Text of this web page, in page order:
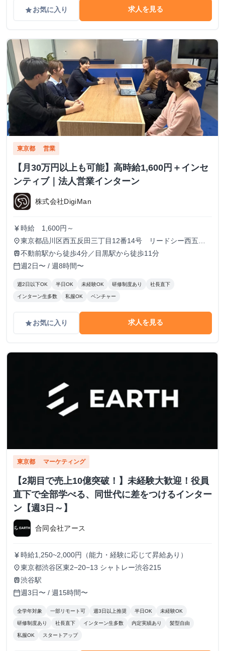
gradeお気に入り 求人を見る
東京都 営業
【月30万円以上も可能】高時給1,600円＋インセ
ンティブ｜法人営業インターン
株式会社DigiMan
currency_yen 時給 1,600円～
place東京都品川区西五反田三丁目12番14号 リードシー西五反
田ビル7-8階（受付8階）
train不動前駅から徒歩4分／目黒駅から徒歩11分
calendar_today週2日〜 / 週8時間〜
週2日以下OK 半日OK 未経験OK 研修制度あり 社長直下
インターン生多数 私服OK ベンチャー
gradeお気に入り 求人を見る
東京都 マーケティング
【2期目で売上10億突破！】未経験大歓迎！役員
直下で全部学べる、同世代に差をつけるインター
ン【週3日～】
合同会社アース
currency_yen 時給1,250~2,000円（能力・経験に応じて昇給あり）
place東京都渋谷区東2−20−13 シャトレー渋谷215
train渋谷駅
calendar_today週3日〜 / 週15時間〜
全学年対象 一部リモート可 週3日以上推奨 半日OK 未経験OK
研修制度あり 社長直下 インターン生多数 内定実績あり 髪型自由
私服OK スタートアップ